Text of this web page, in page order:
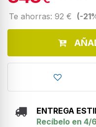
Te ahorras: 92 € (-
ENTREGA
Recíbelo en 4/